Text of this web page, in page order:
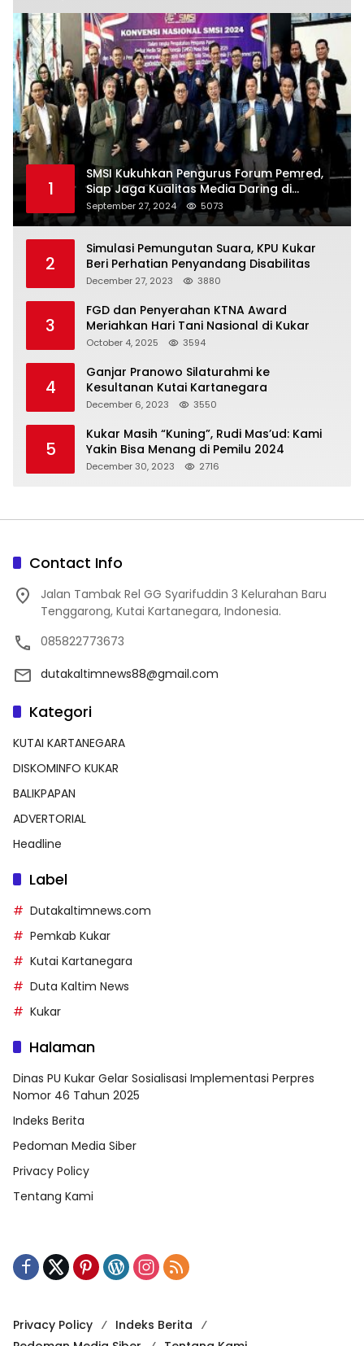
1
SMSI Kukuhkan Pengurus Forum Pemred,
Siap Jaga Kualitas Media Daring di
Indonesia
September 27, 2024 5073
2
Simulasi Pemungutan Suara, KPU Kukar
Beri Perhatian Penyandang Disabilitas
December 27, 2023 3880
3
FGD dan Penyerahan KTNA Award
Meriahkan Hari Tani Nasional di Kukar
October 4, 2025 3594
4
Ganjar Pranowo Silaturahmi ke
Kesultanan Kutai Kartanegara
December 6, 2023 3550
5
Kukar Masih “Kuning”, Rudi Mas’ud: Kami
Yakin Bisa Menang di Pemilu 2024
December 30, 2023 2716
Contact Info
Jalan Tambak Rel GG Syarifuddin 3 Kelurahan Baru
Tenggarong, Kutai Kartanegara, Indonesia.
085822773673
dutakaltimnews88@gmail.com
Kategori
KUTAI KARTANEGARA
DISKOMINFO KUKAR
BALIKPAPAN
ADVERTORIAL
Headline
Label
Dutakaltimnews.com
Pemkab Kukar
Kutai Kartanegara
Duta Kaltim News
Kukar
Halaman
Dinas PU Kukar Gelar Sosialisasi Implementasi Perpres
Nomor 46 Tahun 2025
Indeks Berita
Pedoman Media Siber
Privacy Policy
Tentang Kami
Privacy Policy
Indeks Berita